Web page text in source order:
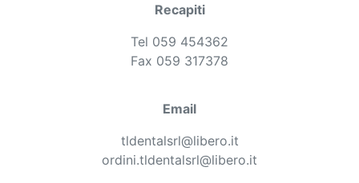
Recapiti
Tel 059 454362
Fax 059 317378
Email
tldentalsrl@libero.it
ordini.tldentalsrl@libero.it